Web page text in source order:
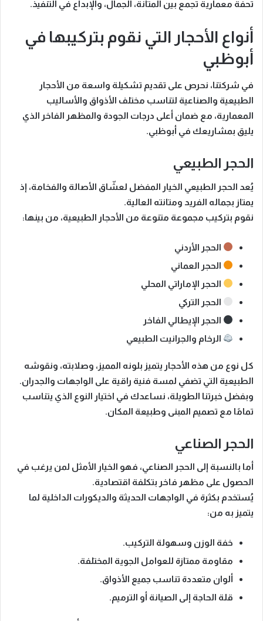
تحفة معمارية تجمع بين المتانة، الجمال، والإبداع في التنفيذ.
أنواع الأحجار التي نقوم بتركيبها في
أبوظبي
في شركتنا، نحرص على تقديم تشكيلة واسعة من الأحجار
الطبيعية والصناعية لتناسب مختلف الأذواق والأساليب
المعمارية، مع ضمان أعلى درجات الجودة والمظهر الفاخر الذي
يليق بمشاريعك في أبوظبي.
الحجر الطبيعي
يُعد الحجر الطبيعي الخيار المفضل لعشّاق الأصالة والفخامة، إذ
يمتاز بجماله الفريد ومتانته العالية.
نقوم بتركيب مجموعة متنوعة من الأحجار الطبيعية، من بينها:
الحجر الأردني
الحجر العماني
الحجر الإماراتي المحلي
الحجر التركي
الحجر الإيطالي الفاخر
الرخام والجرانيت الطبيعي
كل نوع من هذه الأحجار يتميز بلونه المميز، وصلابته، ونقوشه
الطبيعية التي تضفي لمسة فنية راقية على الواجهات والجدران.
وبفضل خبرتنا الطويلة، نساعدك في اختيار النوع الذي يتناسب
تمامًا مع تصميم المبنى وطبيعة المكان.
الحجر الصناعي
أما بالنسبة إلى الحجر الصناعي، فهو الخيار الأمثل لمن يرغب في
الحصول على مظهر فاخر بتكلفة اقتصادية.
يُستخدم بكثرة في الواجهات الحديثة والديكورات الداخلية لما
يتميز به من:
خفة الوزن وسهولة التركيب.
مقاومة ممتازة للعوامل الجوية المختلفة.
ألوان متعددة تناسب جميع الأذواق.
قلة الحاجة إلى الصيانة أو الترميم.